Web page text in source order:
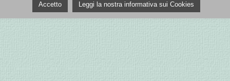
Accetto Leggi la nostra informativa sui Cookies